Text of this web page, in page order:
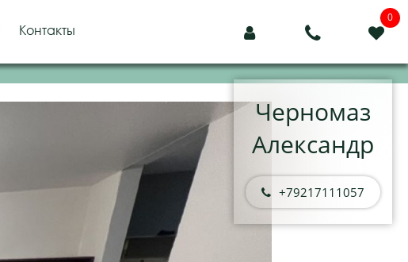
Контакты 
0


Черномаз
Александр
+79217111057